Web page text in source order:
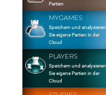
Partien
MYGAMES
Speichern und analysieren
Sie eigene Partien in der
Cloud
PLAYERS
Speichern und analysieren
Sie eigene Partien in der
Cloud